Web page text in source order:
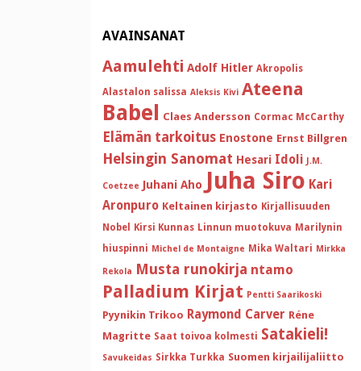
AVAINSANAT
Aamulehti Adolf Hitler Akropolis
Alastalon salissa Aleksis Kivi Ateena
Babel Claes Andersson Cormac McCarthy
Elämän tarkoitus Enostone Ernst Billgren
Helsingin Sanomat Hesari Idoli J.M.
Coetzee Juhani Aho Juha Siro Kari
Aronpuro Keltainen kirjasto Kirjallisuuden
Nobel
Kirsi Kunnas Linnun muotokuva Marilynin
hiuspinni Michel de Montaigne Mika Waltari Mirkka
Rekola Musta runokirja ntamo
Palladium Kirjat Pentti Saarikoski
Pyynikin Trikoo Raymond Carver Réne
Magritte Saat toivoa kolmesti Satakieli!
Savukeidas Sirkka Turkka Suomen kirjailijaliitto